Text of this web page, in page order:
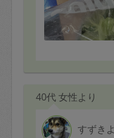
40代 女性より
すずきよ